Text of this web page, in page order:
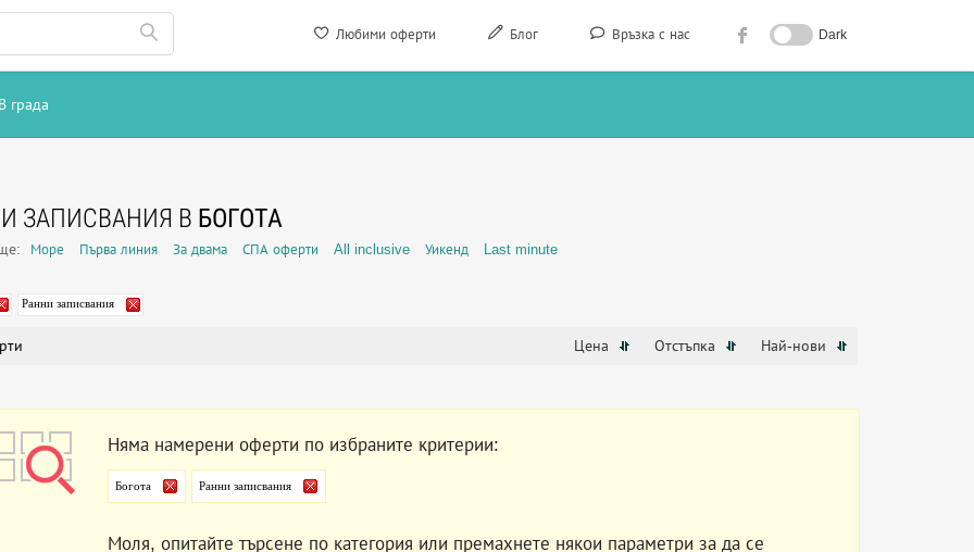
Любими оферти Блог Връзка с нас Dark
В града
ЗАПИСВАНИЯ В БОГОТА
Море Първа линия За двама СПА оферти All inclusive Уикенд Last minute
Ранни записвания
Цена Отстъпка Най-нови
Няма намерени оферти по избраните критерии:
Богота Ранни записвания
Моля, опитайте търсене по категория или премахнете някои параметри за да се